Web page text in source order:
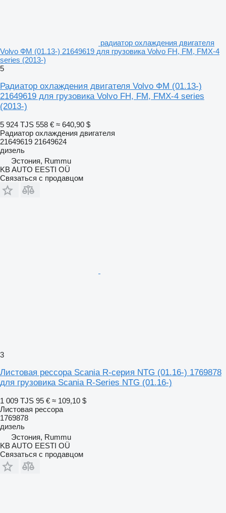
радиатор охлаждения двигателя
Volvo ФМ (01.13-) 21649619 для грузовика Volvo FH, FM, FMX-4
series (2013-)
5
Радиатор охлаждения двигателя Volvo ФМ (01.13-)
21649619 для грузовика Volvo FH, FM, FMX-4 series
(2013-)
5 924 TJS 558 € ≈ 640,90 $
Радиатор охлаждения двигателя
21649619 21649624
дизель
Эстония, Rummu
KB AUTO EESTI OÜ
Связаться с продавцом
3
Листовая рессора Scania R-серия NTG (01.16-) 1769878
для грузовика Scania R-Series NTG (01.16-)
1 009 TJS 95 € ≈ 109,10 $
Листовая рессора
1769878
дизель
Эстония, Rummu
KB AUTO EESTI OÜ
Связаться с продавцом